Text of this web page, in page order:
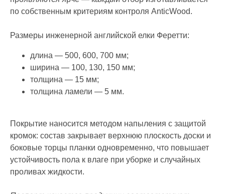
по собственным критериям контроля AnticWood.
Размеры инженерной английской елки Феретти:
длина — 500, 600, 700 мм;
ширина — 100, 130, 150 мм;
толщина — 15 мм;
толщина ламели — 5 мм.
Покрытие наносится методом напыления с защитой
кромок: состав закрывает верхнюю плоскость доски и
боковые торцы планки одновременно, что повышает
устойчивость пола к влаге при уборке и случайных
проливах жидкости.
ИНФОРМАЦИЯ
КАТАЛОГ
Стать дилером
Блог
Инженерная доска
Французская елка45°